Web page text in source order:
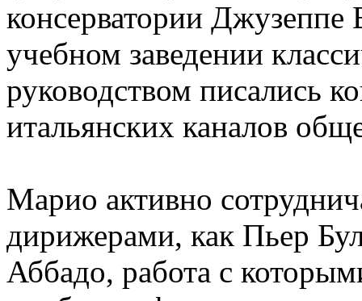
консерватории Джузеппе
учебном заведении
руководством писались
итальянских каналов
Марио активно
дирижерами, как Пьер
Аббадо, работа с